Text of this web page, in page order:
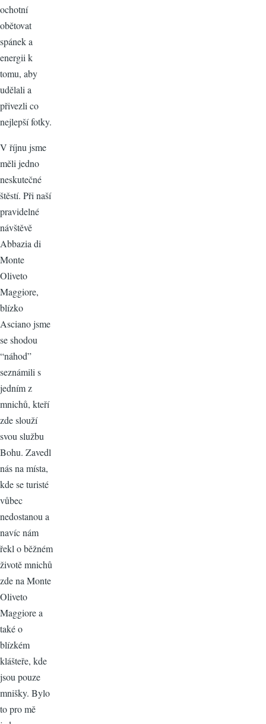
ochotní
obětovat
spánek a
energii k
tomu, aby
udělali a
přivezli co
nejlepší fotky.
V říjnu jsme
měli jedno
neskutečné
štěstí. Při naší
pravidelné
návštěvě
Abbazia di
Monte
Oliveto
Maggiore,
blízko
Asciano jsme
se shodou
“náhod”
seznámili s
jedním z
mnichů, kteří
zde slouží
svou službu
Bohu. Zavedl
nás na místa,
kde se turisté
vůbec
nedostanou a
navíc nám
řekl o běžném
životě mnichů
zde na Monte
Oliveto
Maggiore a
také o
blízkém
klášteře, kde
jsou pouze
mnišky. Bylo
to pro mě